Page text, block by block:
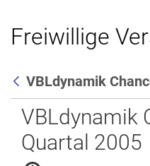
Freiwillige
Zurück
VBLdynamik
VBLdynamik
Quartal 2005